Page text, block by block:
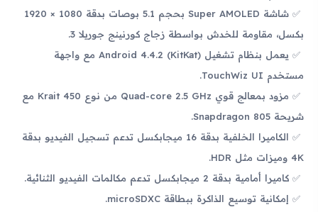
شاشة Super AMOLED بحجم 5.1 بوصات بدقة 1080 × 1920
بكسل، مقاومة للخدش بواسطة زجاج كورنينج جوريلا 3.
يعمل بنظام تشغيل Android 4.4.2 (KitKat) مع واجهة
مستخدم TouchWiz UI.
مزود بمعالج قوي Quad-core 2.5 GHz من نوع Krait 450 مع
شريحة Snapdragon 805.
الكاميرا الخلفية بدقة 16 ميجابكسل تدعم تسجيل الفيديو بدقة
4K وميزات مثل HDR.
كاميرا أمامية بدقة 2 ميجابكسل تدعم مكالمات الفيديو الثنائية.
إمكانية توسيع الذاكرة ببطاقة microSDXC.